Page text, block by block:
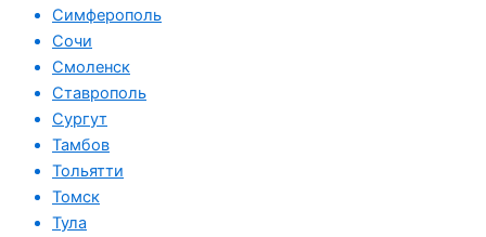
Симферополь
Сочи
Смоленск
Ставрополь
Сургут
Тамбов
Тольятти
Томск
Тула